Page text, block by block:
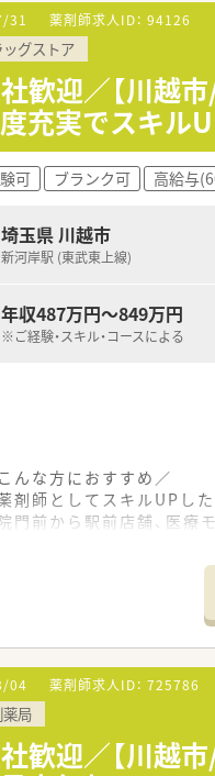
んな方にオススメ】
日はしっかりと仕事に集
人業務としての外来対応
勤時間を短縮したいと考
りがい/おすすめポイント】
じ施設を継続して担当す
業が月平均1時間未満と
成長中の法人であるため
31 薬剤師求人ID： 94126
ッグストア
歓迎／【川越
充実でスキル
可 ブランク可 高給与
埼玉県 川越市
新河岸駅 (東武東上線)
年収487万円～849万円
※ご経験・スキル・コースによる
んな方におすすめ／
剤師としてスキルUPし
門前から駅前店舗、医療
剤にチャレンジしたい方
修制度が充実しており、調
活躍されている実勢が多数
ライベートと仕事を両立
残業10時間・有給消化率
プ体制も充実しており、
を据えて働きたい方
イベートの変化にも柔軟
休取得後の復帰実績も多
04 薬剤師求人ID： 725786
局
歓迎／【川越